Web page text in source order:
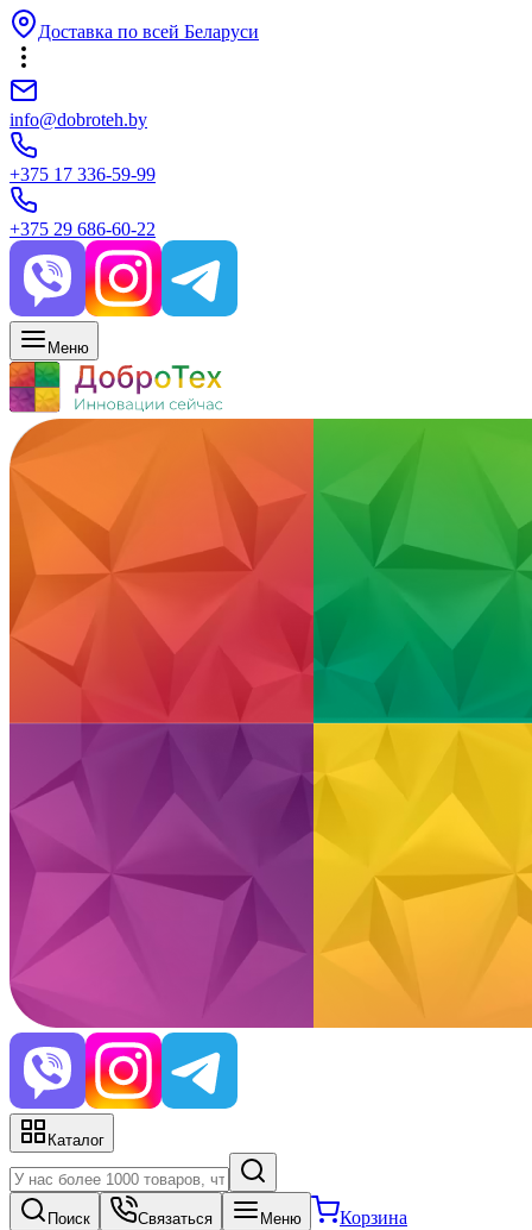
Доставка по всей Беларуси
info@dobroteh.by
+375 17 336-59-99
+375 29 686-60-22
Меню
Каталог
Поиск Связаться Меню Корзина